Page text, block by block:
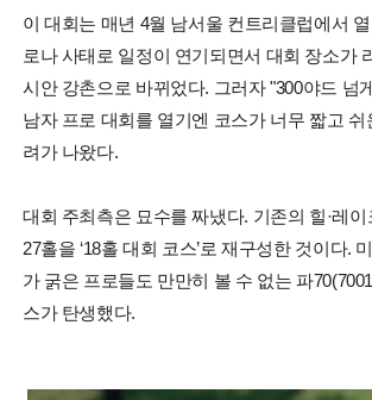
이 대회는 매년 4월 남서울 컨트리클럽에서
로나 사태로 일정이 연기되면서 대회 장소가
시안 강촌으로 바뀌었다. 그러자 "300야드 넘
남자 프로 대회를 열기엔 코스가 너무 짧고 쉬
려가 나왔다.
대회 주최측은 묘수를 짜냈다. 기존의 힐·레이
27홀을 ‘18홀 대회 코스’로 재구성한 것이다.
가 굵은 프로들도 만만히 볼 수 없는 파
스가 탄생했다.